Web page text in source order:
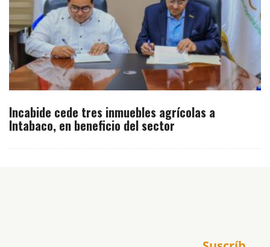
Incabide cede tres inmuebles agrícolas a
Intabaco, en beneficio del sector